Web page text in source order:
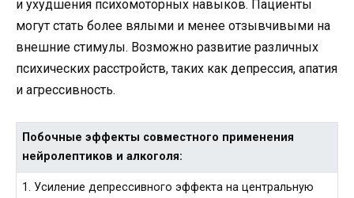
и ухудшения психомоторных навыков. Пациенты
могут стать более вялыми и менее отзывчивыми на
внешние стимулы. Возможно развитие различных
психических расстройств, таких как депрессия, апатия
и агрессивность.
Побочные эффекты совместного применения
нейролептиков и алкоголя:
1. Усиление депрессивного эффекта на центральную